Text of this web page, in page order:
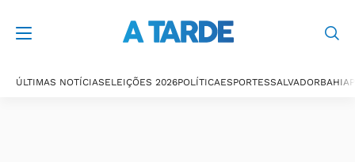
ÚLTIMAS NOTÍCIASELEIÇÕES 2026POLÍTICAESPORTESSALVADORBAHIA